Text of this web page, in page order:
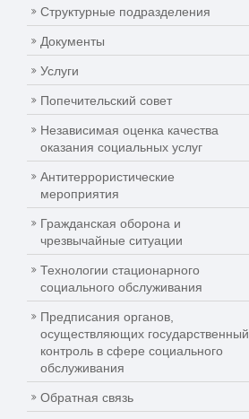
Структурные подразделения
Документы
Услуги
Попечительский совет
Независимая оценка качества
оказания социальных услуг
Антитеррористические
мероприятия
Гражданская оборона и
чрезвычайные ситуации
Технологии стационарного
социального обслуживания
Предписания органов,
осуществляющих государственный
контроль в сфере социального
обслуживания
Обратная связь